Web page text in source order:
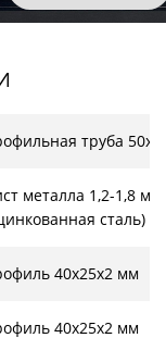
труба
металла 1,2-1,8 мм
сталь)
40х25х2 мм
40х25х2 мм